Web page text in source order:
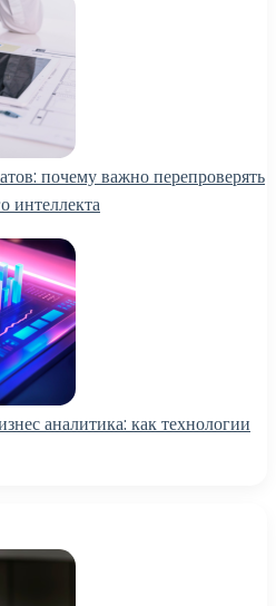
почему важно перепроверять
интеллекта
аналитика: как технологии